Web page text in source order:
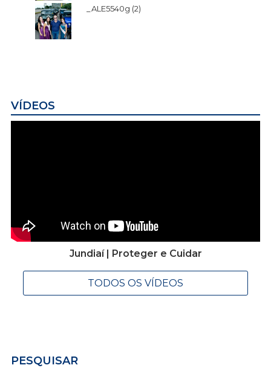
_ALE5540g (2)
VÍDEOS
Jundiaí | Proteger e Cuidar
TODOS OS VÍDEOS
PESQUISAR